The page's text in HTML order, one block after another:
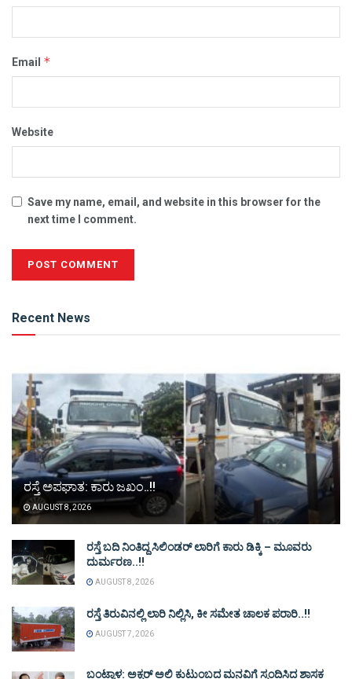
Email *
Website
Save my name, email, and website in this browser for the
next time I comment.
Recent News
ರಸ್ತೆ ಅಪಘಾತ: ಕಾರು ಜಖಂ..!!
AUGUST 8, 2026
ರಸ್ತೆ ಬದಿ ನಿಂತಿದ್ದ ಸಿಲಿಂಡರ್ ಲಾರಿಗೆ ಕಾರು ಡಿಕ್ಕಿ – ಮೂವರು
ದುರ್ಮರಣ..!!
AUGUST 8, 2026
ರಸ್ತೆ ತಿರುವಿನಲ್ಲಿ ಲಾರಿ ನಿಲ್ಲಿಸಿ, ಕೀ ಸಮೇತ ಚಾಲಕ ಪರಾರಿ..!!
AUGUST 7, 2026
ಬಂಟ್ವಾಳ: ಅಕ್ಬರ್ ಅಲಿ ಕುಟುಂಬದ ಮನವಿಗೆ ಸ್ಪಂದಿಸಿದ ಶಾಸಕ